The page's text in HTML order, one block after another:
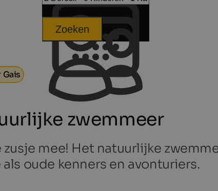
Zoeken
zwemmeer
zusje mee! Het natuurlijke
oude kenners en avonturiers.